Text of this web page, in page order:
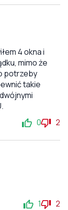
4 okna i
mimo że
potrzeby
takie
0 2
1 2